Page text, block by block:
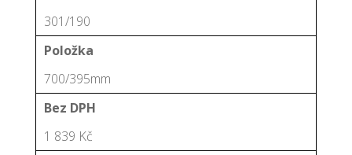
301/190
Položka
700/395mm
Bez DPH
1 839 Kč